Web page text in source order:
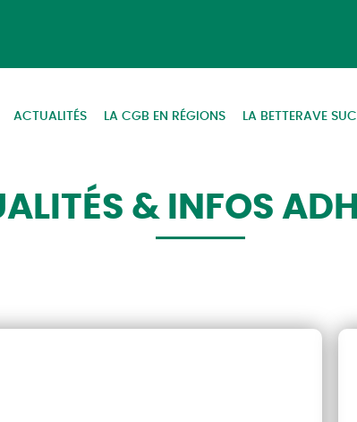
ACTUALITÉS LA CGB EN RÉGIONS LA BETTERAVE
& INFOS